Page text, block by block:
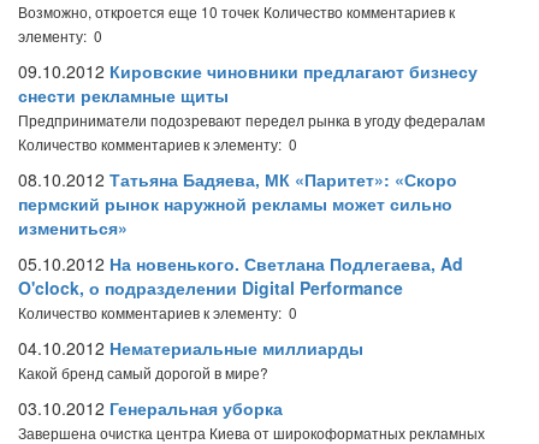
Возможно, откроется еще 10 точек Количество комментариев к
элементу: 0
09.10.2012 Кировские чиновники предлагают бизнесу
снести рекламные щиты
Предприниматели подозревают передел рынка в угоду федералам
Количество комментариев к элементу: 0
08.10.2012 Татьяна Бадяева, МК «Паритет»: «Скоро
пермский рынок наружной рекламы может сильно
измениться»
05.10.2012 На новенького. Светлана Подлегаева, Ad
O'clock, о подразделении Digital Performance
Количество комментариев к элементу: 0
04.10.2012 Нематериальные миллиарды
Какой бренд самый дорогой в мире?
03.10.2012 Генеральная уборка
Завершена очистка центра Киева от широкоформатных рекламных